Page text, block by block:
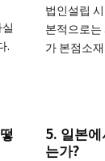
.
법인설립
본적으로
가 본점소
5. 일본
는가?